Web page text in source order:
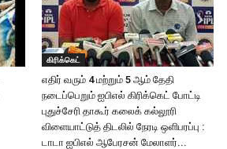
கிரிக்கெட்
எதிர் வரும் 4 மற்றும் 5 ஆம் தேதி
நடைப்பெறும் ஐபிஎல் கிரிக்கெட் போட்டி
புதுச்சேரி தாகூர் கலைக் கல்லூரி
விளையாட்டுத் திடலில் நேரடி ஒளிபரப்பு :
டாடா ஐபிஎல் ஆபேரசன் மேலாளர்...